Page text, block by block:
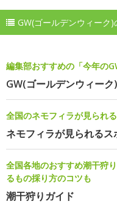
GW(ゴールデンウィーク
編集部おすすめの「今年の
GW(ゴールデンウィー
全国のネモフィラが見られ
ネモフィラが見られるス
全国各地のおすすめ潮干狩
るもの採り方のコツも
潮干狩りガイド